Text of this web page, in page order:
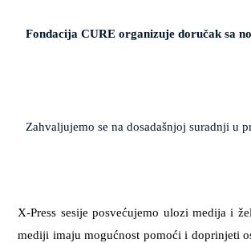
Fondacija CURE organizuje doručak sa
Zahvaljujemo se na dosadašnjoj suradnji u
X-Press sesije posvećujemo ulozi medija i
mediji imaju mogućnost pomoći i doprinjeti